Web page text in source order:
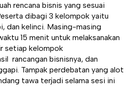
rencana bisnis yang sesuai
dibagi 3 kelompok yaitu
dan kelinci. Masing-masing
15 menit untuk melaksanakan
setiap kelompok
rancangan bisnisnya, dan
Tampak perdebatan yang alot
tawa terjadi selama sesi ini